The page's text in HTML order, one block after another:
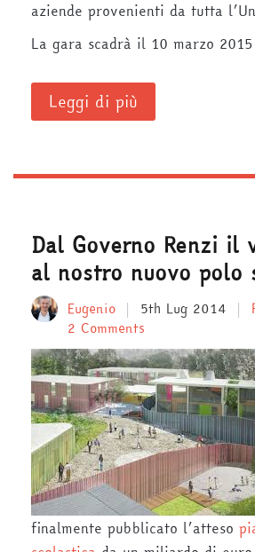
aziende provenienti da tutta
La gara scadrà il 10 marzo
Leggi di più
Dal Governo Renzi il
al nostro nuovo polo
Eugenio 5th Lug 2014
2 Comments
finalmente pubblicato l’atteso